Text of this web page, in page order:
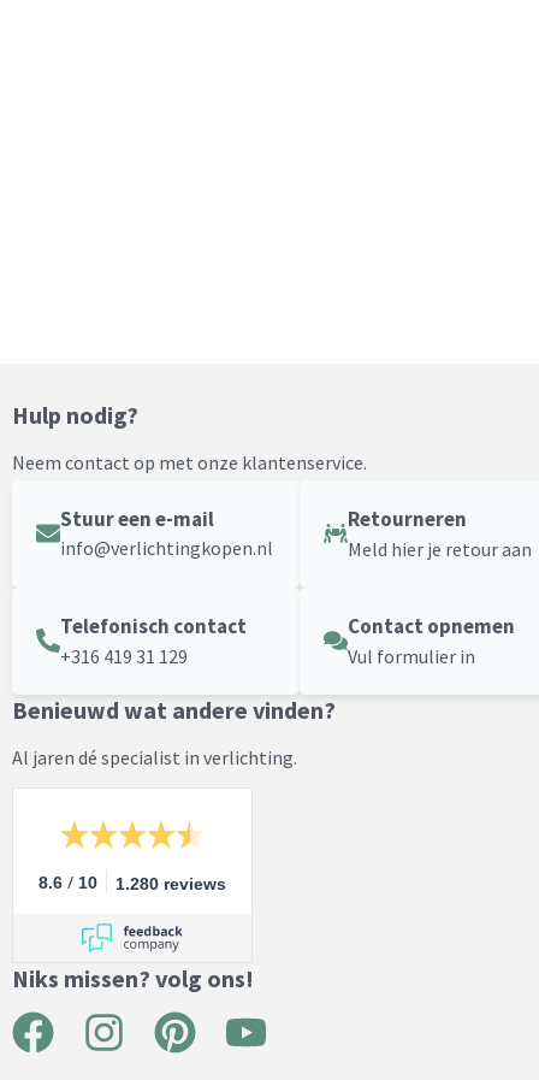
Hulp nodig?
Neem contact op met onze klantenservice.
Stuur een e-mail
info@verlichtingkopen.nl
Retourneren
Meld hier je retour aan
Telefonisch contact
+316 419 31 129
Contact opnemen
Vul formulier in
Benieuwd wat andere vinden?
Al jaren dé specialist in verlichting.
8.6 / 10 1.280 reviews
Niks missen? volg ons!
F
I
P
Y